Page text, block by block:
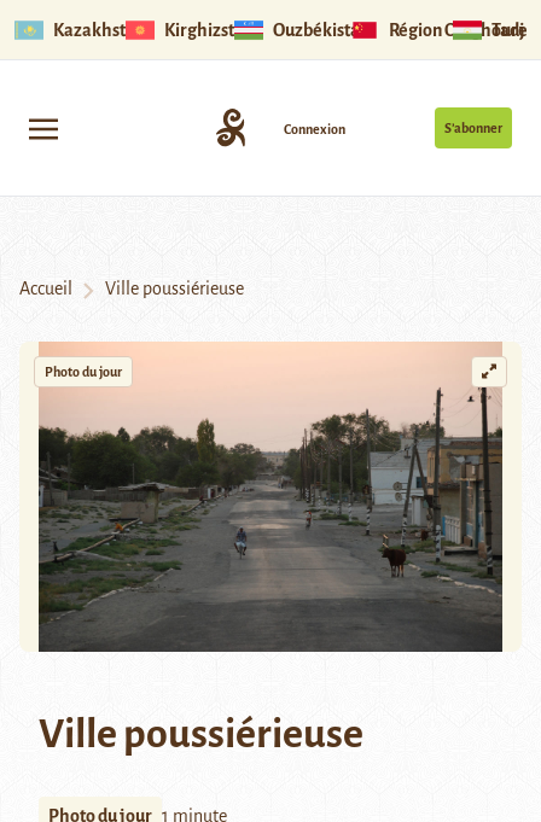
Kazakhstan Kirghizstan Ouzbékistan Région Ouïghoure
S’abonner
Connexion
Accueil Ville poussiérieuse
Photo du jour
Ville poussiérieuse
Photo du jour 1 minute